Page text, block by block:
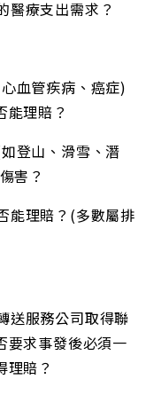
醫療支出需求？
血管疾病、癌症)
能理賠？
登山、滑雪、潛
害？
能理賠？(多數屬排
送服務公司取得聯
要求事發後必須一
理賠？